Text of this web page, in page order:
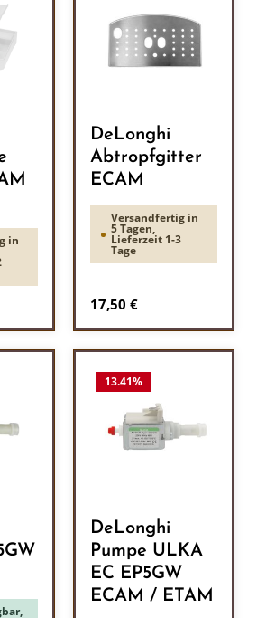
in
DeLonghi
Abtropfgitter
ECAM
Versandfertig in
5 Tagen,
Lieferzeit 1-3
Tage
Regulärer Preis:
17,50 €
13.41%
DeLonghi
Pumpe ULKA
EC EP5GW
ECAM / ETAM